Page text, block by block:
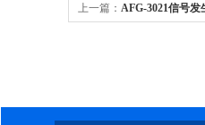
上一篇： AFG-3021信号发